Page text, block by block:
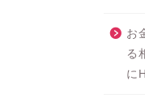
お
る
に